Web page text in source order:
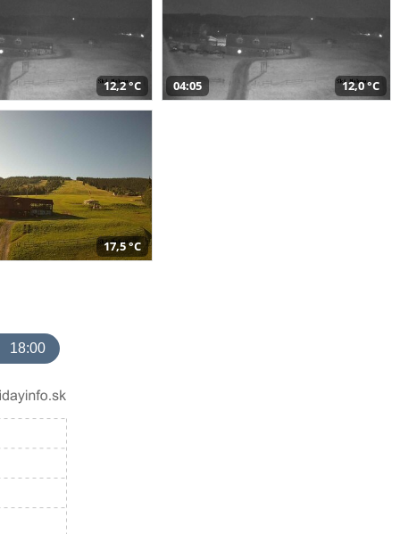
12,2 °C 04:05 12,0 °C
17,5 °C
18:00